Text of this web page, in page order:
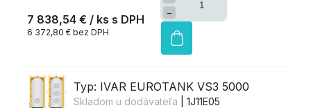
7 838,54 € / ks
6 372,80 € bez DPH
−
Typ: IVAR EUROTANK VS3 5000
Skladom u dodávateľa | 1J11E05